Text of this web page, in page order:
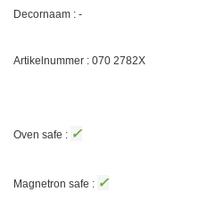
Decornaam : -
Artikelnummer : 070 2782X
Oven safe : ✓
Magnetron safe : ✓